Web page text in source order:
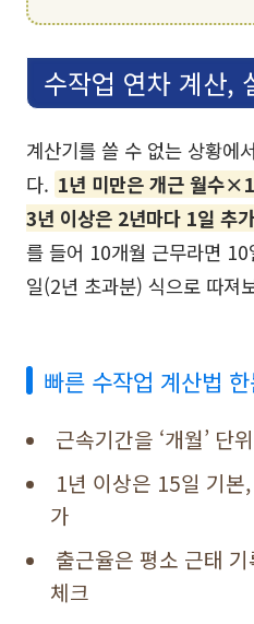
수작업 연차 계산,
계산기를 쓸 수 없는 상황에
다. 1년 미만은 개근 월수
3년 이상은 2년마다 1일 추가
를 들어 10개월 근무라면
일(2년 초과분) 식으로 따져
빠른 수작업 계산법
근속기간을 ‘개월’ 단
1년 이상은 15일 기
가
출근율은 평소 근태
체크